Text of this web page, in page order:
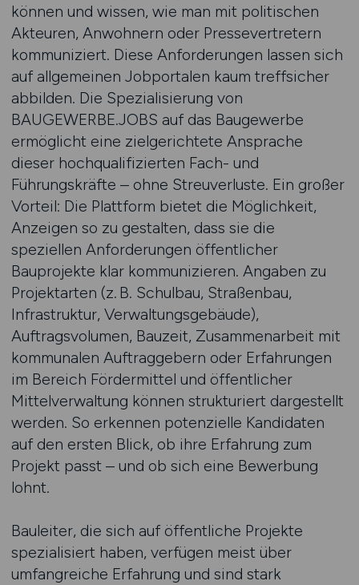
können und wissen, wie man mit politischen
Akteuren, Anwohnern oder Pressevertretern
kommuniziert. Diese Anforderungen lassen sich
auf allgemeinen Jobportalen kaum treffsicher
abbilden. Die Spezialisierung von
BAUGEWERBE.JOBS auf das Baugewerbe
ermöglicht eine zielgerichtete Ansprache
dieser hochqualifizierten Fach- und
Führungskräfte – ohne Streuverluste. Ein großer
Vorteil: Die Plattform bietet die Möglichkeit,
Anzeigen so zu gestalten, dass sie die
speziellen Anforderungen öffentlicher
Bauprojekte klar kommunizieren. Angaben zu
Projektarten (z. B. Schulbau, Straßenbau,
Infrastruktur, Verwaltungsgebäude),
Auftragsvolumen, Bauzeit, Zusammenarbeit mit
kommunalen Auftraggebern oder Erfahrungen
im Bereich Fördermittel und öffentlicher
Mittelverwaltung können strukturiert dargestellt
werden. So erkennen potenzielle Kandidaten
auf den ersten Blick, ob ihre Erfahrung zum
Projekt passt – und ob sich eine Bewerbung
lohnt.
Bauleiter, die sich auf öffentliche Projekte
spezialisiert haben, verfügen meist über
umfangreiche Erfahrung und sind stark